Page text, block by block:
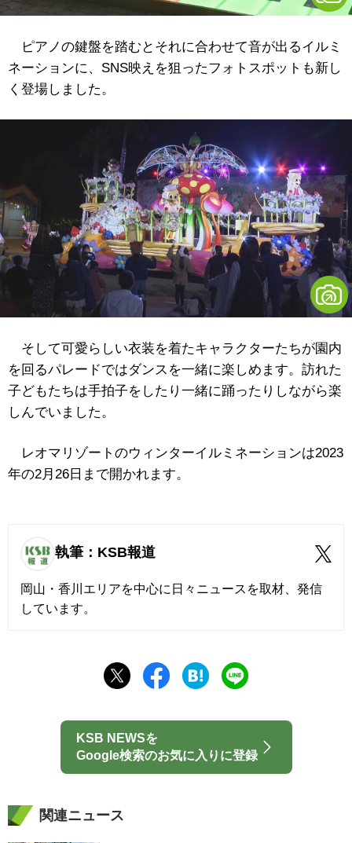
ピアノの鍵盤を踏むとそれに合わせて音が出るイルミ
ネーションに、SNS映えを狙ったフォトスポットも新し
く登場しました。
そして可愛らしい衣装を着たキャラクターたちが園内
を回るパレードではダンスを一緒に楽しめます。訪れた
子どもたちは手拍子をしたり一緒に踊ったりしながら楽
しんでいました。
レオマリゾートのウィンターイルミネーションは2023
年の2月26日まで開かれます。
執筆：KSB報道
岡山・香川エリアを中心に日々ニュースを取材、発信
しています。
KSB NEWSを
Google検索のお気に入りに登録
関連ニュース